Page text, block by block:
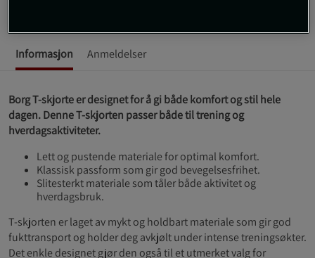
Informasjon Anmeldelser
Borg T-skjorte er designet for å gi både komfort og stil hele
dagen. Denne T-skjorten passer både til trening og
hverdagsaktiviteter.
Lett og pustende materiale for optimal komfort.
Klassisk passform som gir god bevegelsesfrihet.
Slitesterkt materiale som tåler både aktivitet og
hverdagsbruk.
T-skjorten er laget av mykt og holdbart materiale som gir god
fukttransport og holder deg avkjølt under intense treningsøkter.
Det enkle designet gjør den også til et utmerket valg for